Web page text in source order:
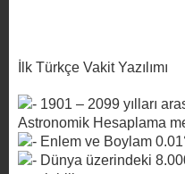
İlk Türkçe Vakit Yazılımı
1901 – 2099 yılları
Astronomik Hesaplama
Enlem ve Boylam
Dünya üzerindeki